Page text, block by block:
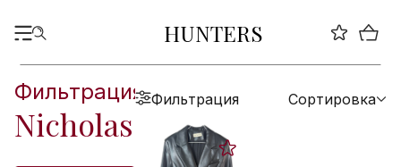
HUNTERS
Фильтрация
Nicholas
Фильтрация Сортировка